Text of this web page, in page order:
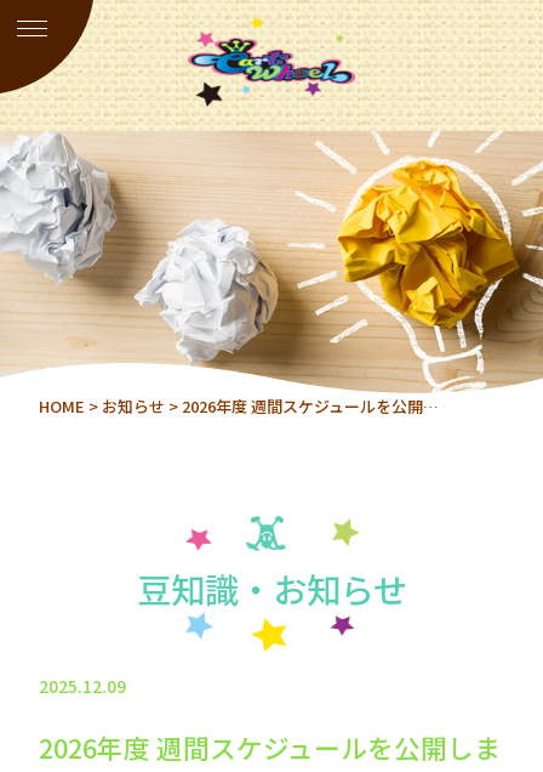
HOME > お知らせ > 2026年度 週間スケジュールを公開…
豆知識・お知らせ
2025.12.09
2026年度 週間スケジュールを公開しま